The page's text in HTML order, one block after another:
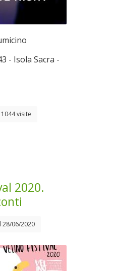
- Isola Sacra -
1044 visite
2020.
28/06/2020